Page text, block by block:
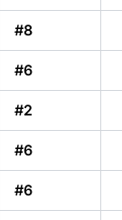
#8
#6
#2
#6
#6